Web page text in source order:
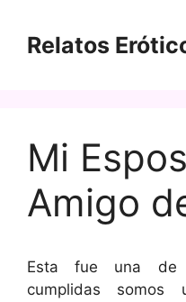
contenido
Relatos
Mi
Amigo
Esta fue una de
cumplidas somos